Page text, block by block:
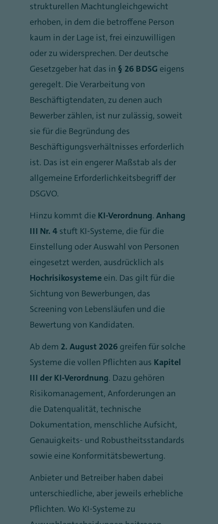
strukturellen Machtungleichgewicht
erhoben, in dem die betroffene Person
kaum in der Lage ist, frei einzuwilligen
oder zu widersprechen. Der deutsche
Gesetzgeber hat das in § 26 BDSG eigens
geregelt. Die Verarbeitung von
Beschäftigtendaten, zu denen auch
Bewerber zählen, ist nur zulässig, soweit
sie für die Begründung des
Beschäftigungsverhältnisses erforderlich
ist. Das ist ein engerer Maßstab als der
allgemeine Erforderlichkeitsbegriff der
DSGVO.
Hinzu kommt die KI-Verordnung. Anhang
III Nr. 4 stuft KI-Systeme, die für die
Einstellung oder Auswahl von Personen
eingesetzt werden, ausdrücklich als
Hochrisikosysteme ein. Das gilt für die
Sichtung von Bewerbungen, das
Screening von Lebensläufen und die
Bewertung von Kandidaten.
Ab dem 2. August 2026 greifen für solche
Systeme die vollen Pflichten aus Kapitel
III der KI-Verordnung. Dazu gehören
Risikomanagement, Anforderungen an
die Datenqualität, technische
Dokumentation, menschliche Aufsicht,
Genauigkeits- und Robustheitsstandards
sowie eine Konformitätsbewertung.
Anbieter und Betreiber haben dabei
unterschiedliche, aber jeweils erhebliche
Pflichten. Wo KI-Systeme zu